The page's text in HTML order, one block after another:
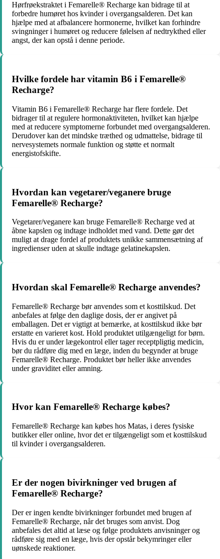
Hørfrøekstraktet i Femarelle® Recharge kan bidrage til at
forbedre humøret hos kvinder i overgangsalderen. Det kan
hjælpe med at afbalancere hormonerne, hvilket kan forhindre
svingninger i humøret og reducere følelsen af nedtrykthed eller
angst, der kan opstå i denne periode.
Hvilke fordele har vitamin B6 i Femarelle®
Recharge?
Vitamin B6 i Femarelle® Recharge har flere fordele. Det
bidrager til at regulere hormonaktiviteten, hvilket kan hjælpe
med at reducere symptomerne forbundet med overgangsalderen.
Derudover kan det mindske træthed og udmattelse, bidrage til
nervesystemets normale funktion og støtte et normalt
energistofskifte.
Hvordan kan vegetarer/veganere bruge
Femarelle® Recharge?
Vegetarer/veganere kan bruge Femarelle® Recharge ved at
åbne kapslen og indtage indholdet med vand. Dette gør det
muligt at drage fordel af produktets unikke sammensætning af
ingredienser uden at skulle indtage gelatinekapslen.
Hvordan skal Femarelle® Recharge anvendes?
Femarelle® Recharge bør anvendes som et kosttilskud. Det
anbefales at følge den daglige dosis, der er angivet på
emballagen. Det er vigtigt at bemærke, at kosttilskud ikke bør
erstatte en varieret kost. Hold produktet utilgængeligt for børn.
Hvis du er under lægekontrol eller tager receptpligtig medicin,
bør du rådføre dig med en læge, inden du begynder at bruge
Femarelle® Recharge. Produktet bør heller ikke anvendes
under graviditet eller amning.
Hvor kan Femarelle® Recharge købes?
Femarelle® Recharge kan købes hos Matas, i deres fysiske
butikker eller online, hvor det er tilgængeligt som et kosttilskud
til kvinder i overgangsalderen.
Er der nogen bivirkninger ved brugen af
Femarelle® Recharge?
Der er ingen kendte bivirkninger forbundet med brugen af
Femarelle® Recharge, når det bruges som anvist. Dog
anbefales det altid at læse og følge produktets anvisninger og
rådføre sig med en læge, hvis der opstår bekymringer eller
uønskede reaktioner.